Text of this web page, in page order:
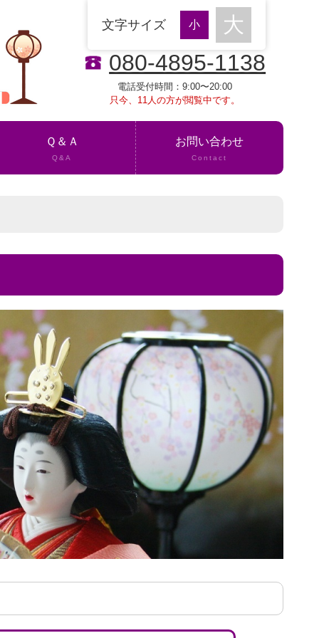
080-4895-1138
電話受付時間：9:00〜20:00
只今、11人の方が閲覧中です。
文字サイズ
Ｑ＆Ａ
Q&A
お問い合わせ
Contact